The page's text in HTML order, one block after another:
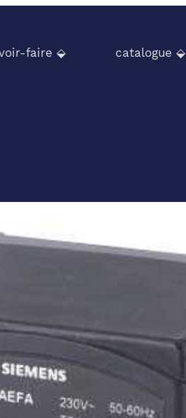
faire ⬙ catalogue ⬙